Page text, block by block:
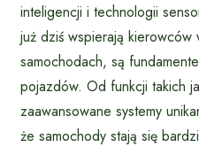
inteligencji i technologii
już dziś wspierają
samochodach, są
pojazdów. Od funkcji takich
zaawansowane systemy
że samochody stają się